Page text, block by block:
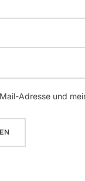
Adresse und